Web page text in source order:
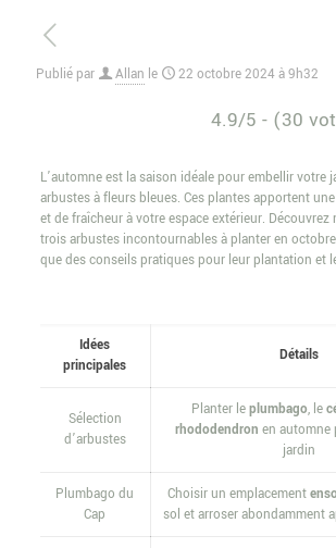
Publié par Allan le 22 octobre 2024 à 9h32
4.9/5 - (30
L’automne est la saison idéale pour embellir votre
arbustes à fleurs bleues. Ces plantes apportent
et de fraîcheur à votre espace extérieur.
trois arbustes incontournables à planter en
que des conseils pratiques pour leur plantation et
Idées
principales
Détails
Sélection
d’arbustes
Planter leplumbago, le
rhododendron en automne
jardin
Plumbago du
Cap
Choisir un emplacement
sol et arroser abondamment